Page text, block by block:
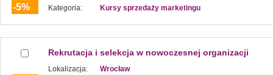
-5%
Kategoria:
Kursy sprzedaży marketingu
Rekrutacja i selekcja w nowoczesnej organizacji
Lokalizacja:
Wrocław